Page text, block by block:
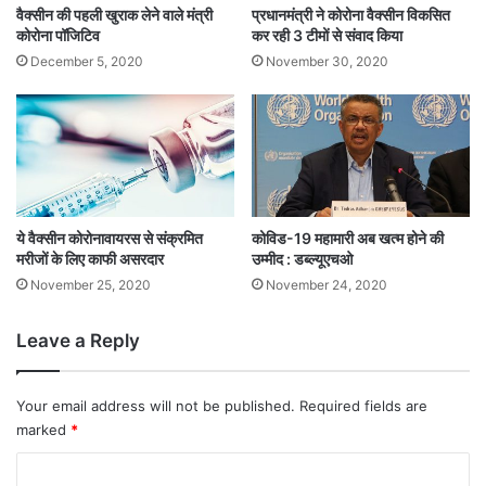
वैक्सीन की पहली खुराक लेने वाले मंत्री
कोरोना पॉजिटिव
December 5, 2020
प्रधानमंत्री ने कोरोना वैक्सीन विकसित
कर रही 3 टीमों से संवाद किया
November 30, 2020
ये वैक्सीन कोरोनावायरस से संक्रमित
मरीजों के लिए काफी असरदार
November 25, 2020
कोविड-19 महामारी अब खत्म होने की
उम्मीद : डब्ल्यूएचओ
November 24, 2020
Leave a Reply
Your email address will not be published. Required fields are
marked *